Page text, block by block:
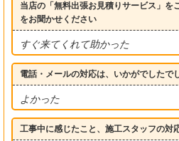
当店の「無料出張お見積りサービス」を
をお聞かせください
すぐ来てくれて助かった
電話・メールの対応は、いかがでしたで
よかった
工事中に感じたこと、施工スタッフの対